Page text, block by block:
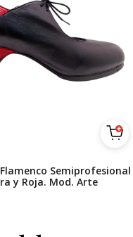
Semiprofesional
y Roja. Mod. Arte